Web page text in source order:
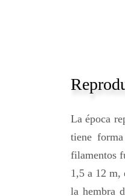
La época
tiene
filamentos
1,5 a 12 m,
la hembra